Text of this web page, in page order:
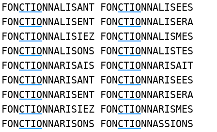
FONCTIONNALISANT FONCTIONNALISEES
FONCTIONNALISENT FONCTIONNALISERA
FONCTIONNALISIEZ FONCTIONNALISMES
FONCTIONNALISONS FONCTIONNALISTES
FONCTIONNARISAIS FONCTIONNARISAIT
FONCTIONNARISANT FONCTIONNARISEES
FONCTIONNARISENT FONCTIONNARISERA
FONCTIONNARISIEZ FONCTIONNARISMES
FONCTIONNARISONS FONCTIONNASSIONS